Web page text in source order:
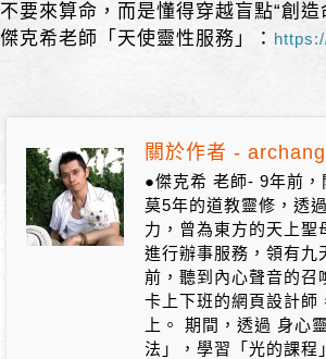
不要來算命，而是懂得穿越盲點“創造
傑克希老師「天使靈性服務」：
關於作者 -
●傑克希 老師- 9年前
莫5年的道教靈修，透
力，曾為東方的天上
進行辦事服務，領有
前，聽到內心聲音的召
卡上下班的網頁設計師
上。 期間，透過 身心
法」，學習「光的課程